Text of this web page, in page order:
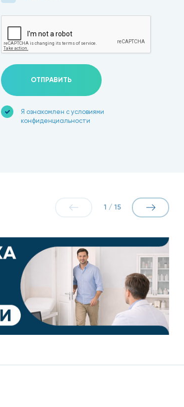
ОТПРАВИТЬ
Я ознакомлен с условиями
конфиденциальности
1 / 15